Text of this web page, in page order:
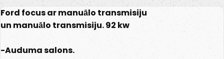
Ford focus ar manuālo transmisiju
un manuālo transmisiju. 92 kw
-Auduma salons.